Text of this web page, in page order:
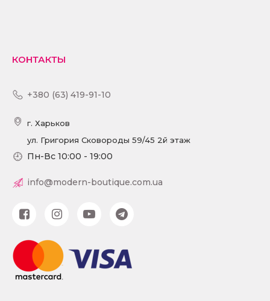
КОНТАКТЫ
+380 (63) 419-91-10
г. Харьков
ул. Григория Сковороды 59/45 2й этаж
Пн-Вс 10:00 - 19:00
info@modern-boutique.com.ua